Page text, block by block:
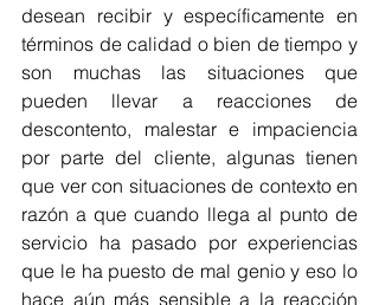
desean recibir y específicamente en
términos de calidad o bien de tiempo y
son muchas las situaciones que
pueden llevar a reacciones de
descontento, malestar e impaciencia
por parte del cliente, algunas tienen
que ver con situaciones de contexto en
razón a que cuando llega al punto de
servicio ha pasado por experiencias
que le ha puesto de mal genio y eso lo
hace aún más sensible a la reacción